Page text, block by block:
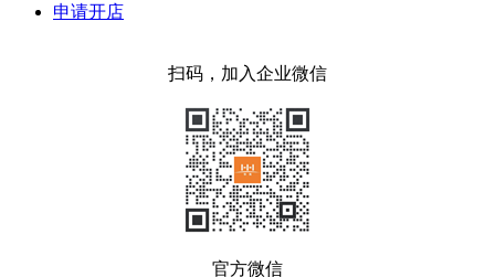
申请开店
扫码，加入企业微信
官方微信